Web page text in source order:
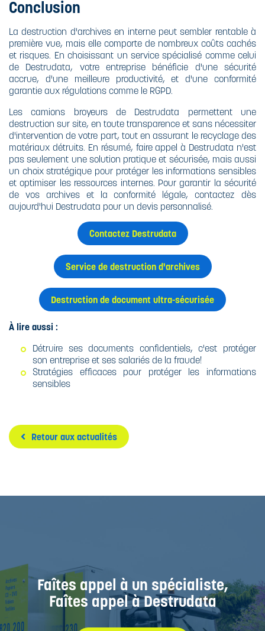
Conclusion
La destruction d'archives en interne peut sembler rentable à
première vue, mais elle comporte de nombreux coûts cachés
et risques. En choisissant un service spécialisé comme celui
de Destrudata, votre entreprise bénéficie d'une sécurité
accrue, d'une meilleure productivité, et d'une conformité
garantie aux régulations comme le RGPD.
Les camions broyeurs de Destrudata permettent une
destruction sur site, en toute transparence et sans nécessiter
d'intervention de votre part, tout en assurant le recyclage des
matériaux détruits. En résumé, faire appel à Destrudata n'est
pas seulement une solution pratique et sécurisée, mais aussi
un choix stratégique pour protéger les informations sensibles
et optimiser les ressources internes. Pour garantir la sécurité
de vos archives et la conformité légale, contactez dès
aujourd'hui Destrudata pour un devis personnalisé.
Contactez Destrudata
Service de destruction d'archives
Destruction de document ultra-sécurisée
À lire aussi :
Détruire ses documents confidentiels, c'est protéger
son entreprise et ses salariés de la fraude!
Stratégies efficaces pour protéger les informations
sensibles
Retour aux actualités
Faîtes appel à un spécialiste,
Faîtes appel à Destrudata